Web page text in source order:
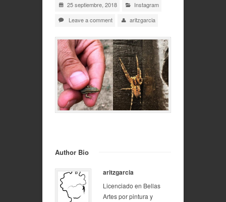
25 septiembre, 2018
Instagram
Leave a comment
aritzgarcia
Author Bio
aritzgarcia
Licenciado en Bellas
Artes por pintura y